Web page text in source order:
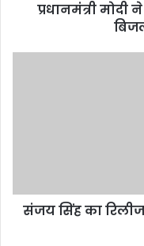
प्रधानमंत्री
संजय सिंह का